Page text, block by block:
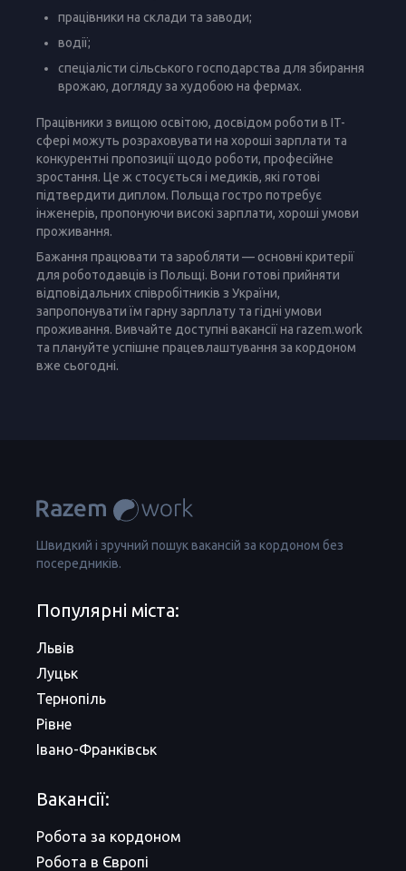
працівники на склади та заводи;
водії;
спеціалісти сільського господарства для збирання
врожаю, догляду за худобою на фермах.
Працівники з вищою освітою, досвідом роботи в IT-
сфері можуть розраховувати на хороші зарплати та
конкурентні пропозиції щодо роботи, професійне
зростання. Це ж стосується і медиків, які готові
підтвердити диплом. Польща гостро потребує
інженерів, пропонуючи високі зарплати, хороші умови
проживання.
Бажання працювати та заробляти — основні критерії
для роботодавців із Польщі. Вони готові прийняти
відповідальних співробітників з України,
запропонувати їм гарну зарплату та гідні умови
проживання. Вивчайте доступні вакансії на razem.work
та плануйте успішне працевлаштування за кордоном
вже сьогодні.
Швидкий і зручний пошук вакансій за кордоном без
посередників.
Популярні міста:
Львів
Луцьк
Тернопіль
Рівне
Івано-Франківськ
Вакансії:
Робота за кордоном
Робота в Європі